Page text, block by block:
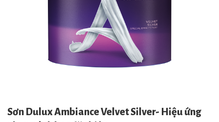
Sơn Dulux Ambiance Velvet Silver- Hiệu ứng